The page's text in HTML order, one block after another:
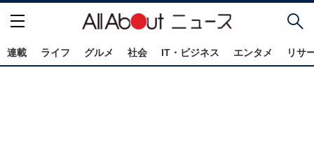
連載 ライフ グルメ 社会 IT・ビジネス エンタメ リサ